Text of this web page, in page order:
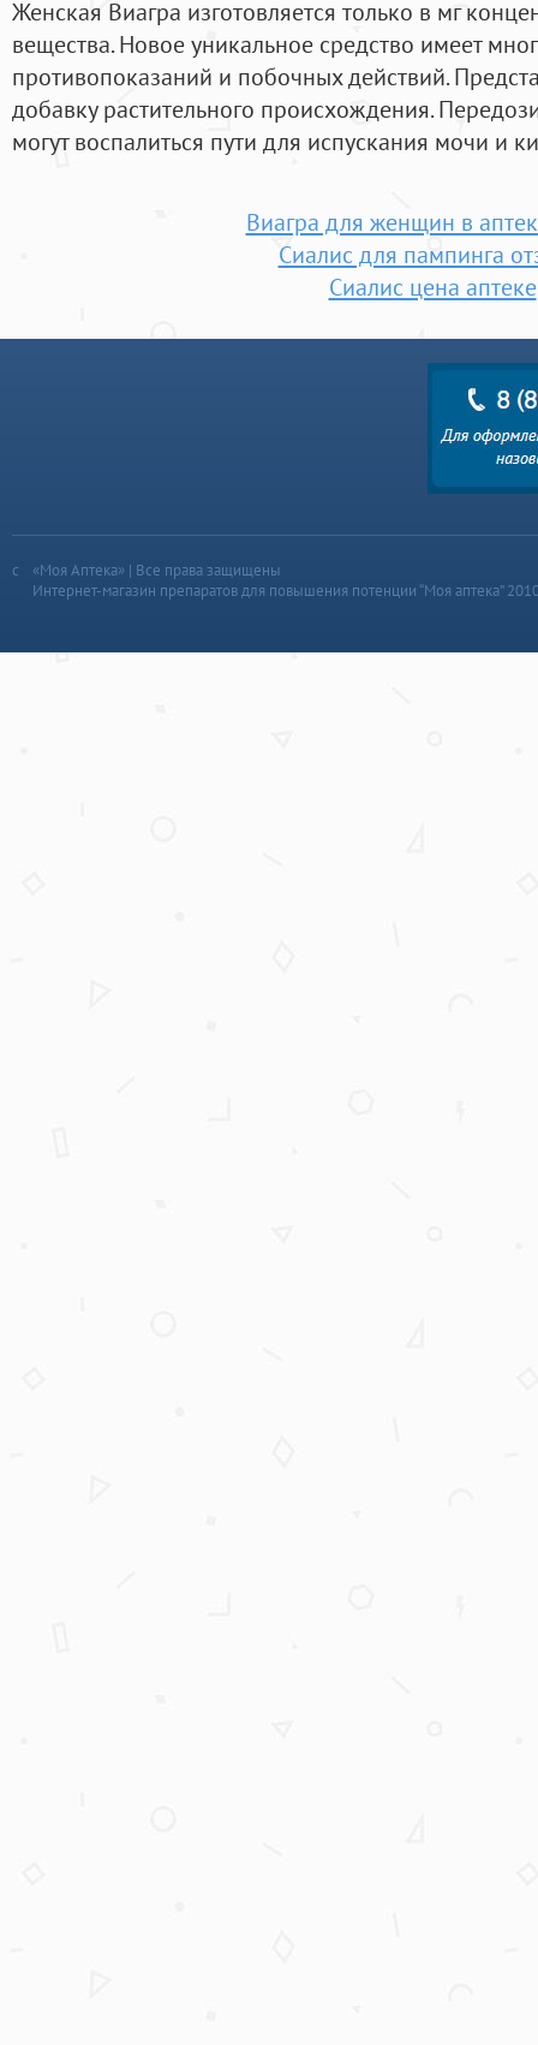
Женская Виагра изготовляется только в мг
вещества. Новое уникальное средство имеет
противопоказаний и побочных действий.
добавку растительного происхождения.
могут воспалиться пути для испускания мочи и
Виагра для женщин в
Сиалис для пампинга
Сиалис цена аптеке
«Моя Аптека» | Все права защищены
Интернет-магазин препаратов для повышения потенции “Моя аптека”